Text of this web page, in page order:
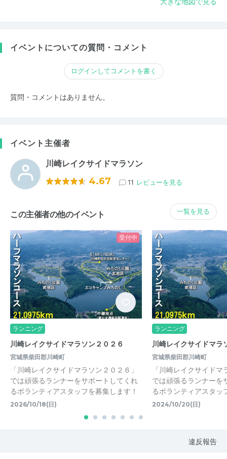
イベントについての質問・コメント
ログインしてコメントを書く
質問・コメントはありません。
イベント主催者
川崎レイクサイドマラソン
4.67 11 レビューを見る
この主催者の他のイベント 一覧を見る
受付中
ランニング
川崎レイクサイドマラソン２０２６
宮城県柴田郡川崎町
「川崎レイクサイドマラソン２０２６」
では頑張るランナーをサポートしてくれ
るボランティアスタッフを募集します！
2026/10/18(日)
ランニング
川崎レイクサイドマラ
宮城県柴田郡川崎町
「川崎レイクサイド
では頑張るランナーを
るボランティアスタッ
2024/10/20(日)
違反報告